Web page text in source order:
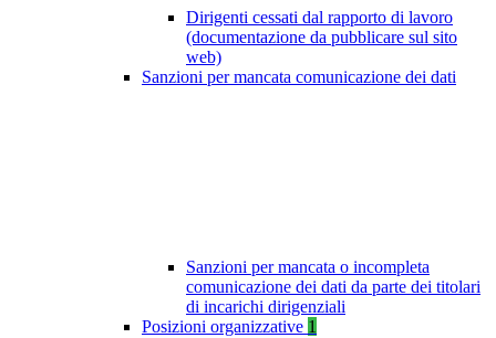
Dirigenti cessati dal rapporto di lavoro
(documentazione da pubblicare sul sito
web)
Sanzioni per mancata comunicazione dei dati
Sanzioni per mancata o incompleta
comunicazione dei dati da parte dei titolari
di incarichi dirigenziali
Posizioni organizzative 1